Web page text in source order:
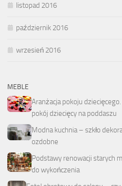
listopad 2016
październik 2016
wrzesień 2016
MEBLE
Aranżacja pokoju
pokój dziecięcy na poddaszu
Modna kuchnia – szkło
ozdobne
Podstawy renowacji starych
do wykończenia